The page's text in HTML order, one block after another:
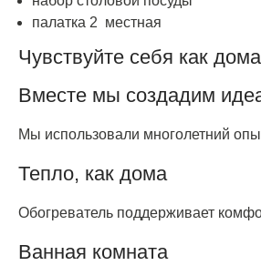
палатка 2 местная
Чувствуйте себя как дома
Вместе мы создадим
Мы использовали многолетний
Тепло, как дома
Обогреватель поддерживает
Ванная комната